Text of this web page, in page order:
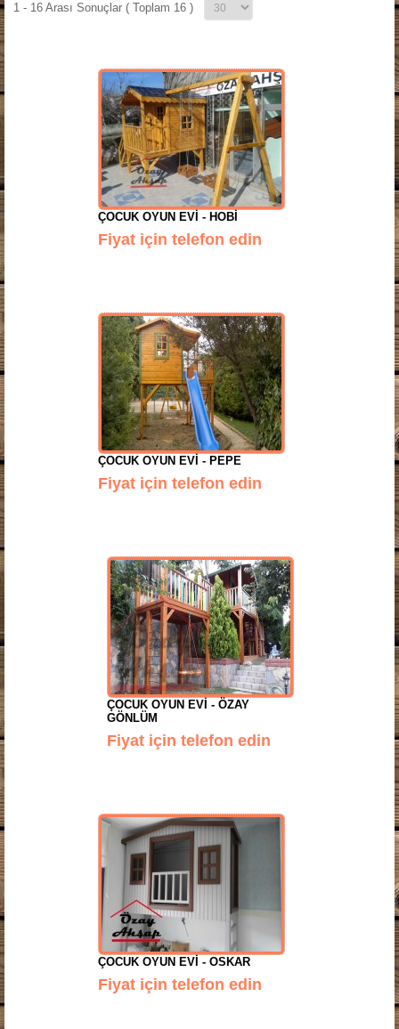
1 - 16 Arası Sonuçlar ( Toplam 16 )
ÇOCUK OYUN EVI - HOBI
Fiyat için telefon edin
ÇOCUK OYUN EVI - PEPE
Fiyat için telefon edin
ÇOCUK OYUN EVI - ÖZAY
GÖNLÜM
Fiyat için telefon edin
ÇOCUK OYUN EVI - OSKAR
Fiyat için telefon edin